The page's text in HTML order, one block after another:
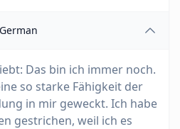
German
Das bin ich immer noch.
so starke Fähigkeit der
in mir geweckt. Ich habe
gestrichen, weil ich es